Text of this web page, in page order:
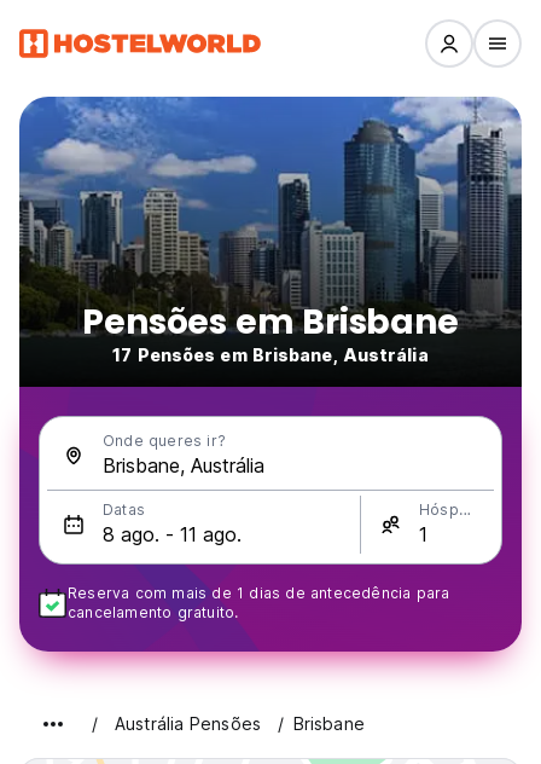
Pensões em Brisbane
17 Pensões em Brisbane, Austrália
Onde queres ir?
Datas Hóspedes
Reserva com mais de 1 dias de antecedência para
cancelamento gratuito.
Austrália Pensões Brisbane